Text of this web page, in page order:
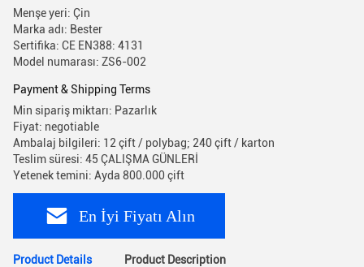
Menşe yeri: Çin
Marka adı: Bester
Sertifika: CE EN388: 4131
Model numarası: ZS6-002
Payment & Shipping Terms
Min sipariş miktarı: Pazarlık
Fiyat: negotiable
Ambalaj bilgileri: 12 çift / polybag; 240 çift / karton
Teslim süresi: 45 ÇALIŞMA GÜNLERİ
Yetenek temini: Ayda 800.000 çift
En İyi Fiyatı Alın
Product Details Product Description